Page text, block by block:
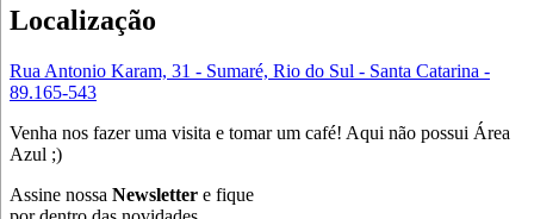
Localização
Rua Antonio Karam, 31 - Sumaré, Rio do Sul - Santa Catarina -
89.165-543
Venha nos fazer uma visita e tomar um café! Aqui não possui Área
Azul ;)
Assine nossa Newsletter e fique